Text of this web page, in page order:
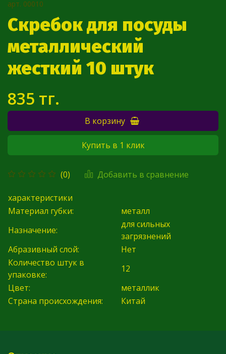
арт. 00010
Скребок для посуды
металлический
жесткий 10 штук
(0) Добавить в сравнение
835 тг.
В корзину
Купить в 1 клик
характеристики
Материал губки:
металл
Назначение:
для сильных
загрязнений
Абразивный слой:
Нет
Количество штук в
упаковке:
12
Цвет:
металлик
Страна происхождения:
Китай